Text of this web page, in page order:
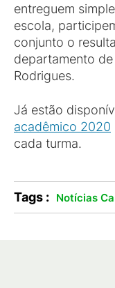
entreguem
escola,
conjunto o
departamento
Rodrigues.
Já estão
acadêmico 2020
cada turma.
Tags : Notícias